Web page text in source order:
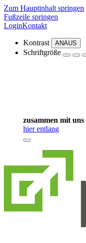
Zum Hauptinhalt springen
Fußzeile springen
LoginKontakt
Kontrast ANAUS
Schriftgröße
zusammen mit uns
hier entlang